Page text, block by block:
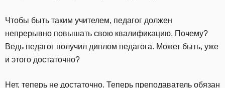
Чтобы быть таким учителем, педагог должен
непрерывно повышать свою квалификацию. Почему?
Ведь педагог получил диплом педагога. Может быть, уже
и этого достаточно?
Нет, теперь не достаточно. Теперь преподаватель обязан